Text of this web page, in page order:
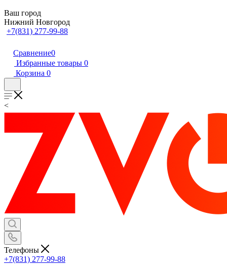
Ваш город
Нижний Новгород
+7(831) 277-99-88
Сравнение0
Избранные товары 0
Корзина 0
<
Телефоны
+7(831) 277-99-88